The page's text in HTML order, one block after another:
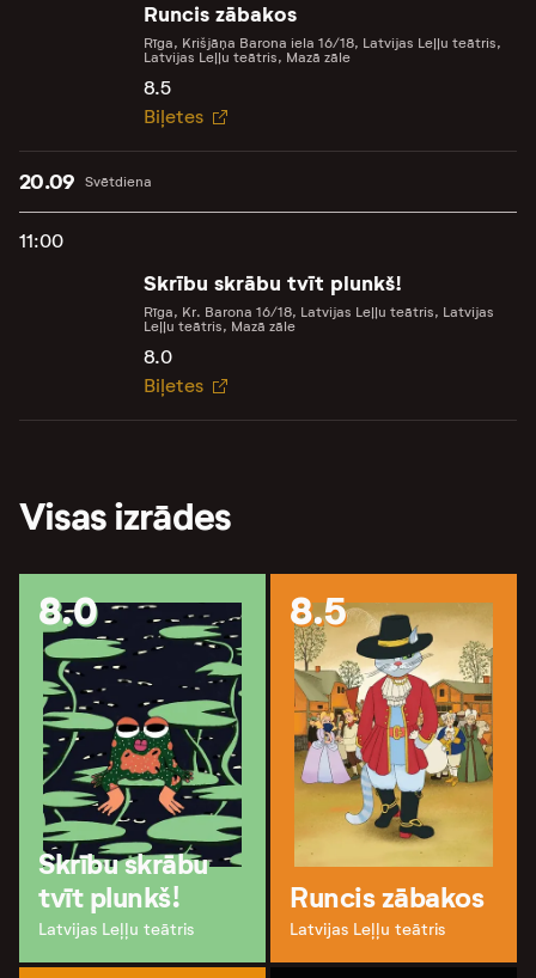
Runcis zābakos
Rīga, Krišjāņa Barona iela 16/18, Latvijas Leļļu teātris,
Latvijas Leļļu teātris, Mazā zāle
8.5
Biļetes
Svētdiena
20.09
11:00
Skrību skrābu tvīt plunkš!
Rīga, Kr. Barona 16/18, Latvijas Leļļu teātris, Latvijas
Leļļu teātris, Mazā zāle
8.0
Biļetes
Visas izrādes
8.0
Skrību skrābu
tvīt plunkš!
Latvijas Leļļu teātris
8.5
Runcis zābakos
Latvijas Leļļu teātris